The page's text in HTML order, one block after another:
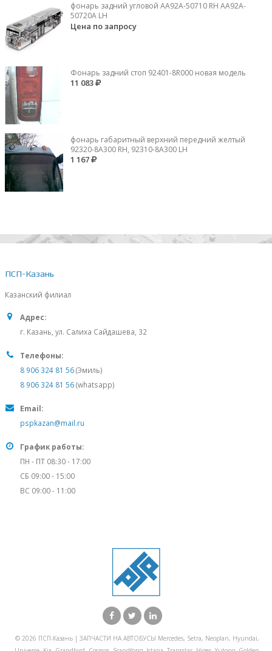
фонарь задний угловой AA92A-50710 RH AA92A-
50720A LH
Цена по запросу
Фонарь задний стоп 92401-8R000 новая модель
11 083
фонарь габаритный верхний передний желтый
92320-8A300 RH, 92310-8А300 LH
1 167
ПСП-Казань
Казанский филиал
Адрес:
г. Казань, ул. Салиха Сайдашева, 32
Телефоны:
8 906 324 81 56(Эмиль)
8 906 324 81 56(whatsapp)
Email:
pspkazan@mail.ru
График работы:
ПН - ПТ 08:30 - 17:00
СБ 09:00 - 15:00
ВС 09:00 - 11:00
© 2026 ПСП-Казань | ЗАПЧАСТИ НА АВТОБУСЫ Mercedes, Setra, Neoplan, Hyundai,